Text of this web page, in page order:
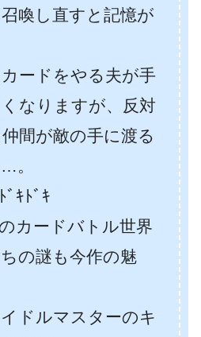
喚し直すと記憶が
ードをやる夫が手
なりますが、反対
間が敵の手に渡る
。
ﾞｷﾄﾞｷ
カードバトル世界
の謎も今作の魅
ドルマスターのキ